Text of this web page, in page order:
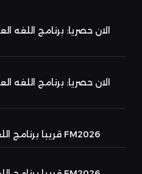
قريبا برنامج اللغه العربيه فتبول مانيجر FM2026